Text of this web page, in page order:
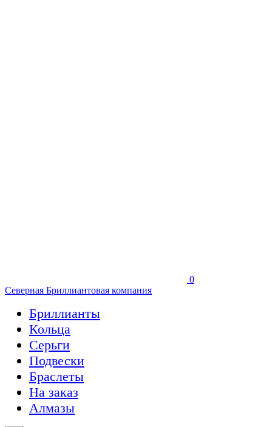
0
Северная Бриллиантовая компания
Бриллианты
Кольца
Серьги
Подвески
Браслеты
На заказ
Алмазы